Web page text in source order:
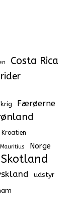
Costa Rica
Færøerne
Kroatien
Mauritius Norge
Skotland
udstyr